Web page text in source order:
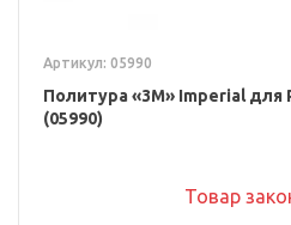
Артикул: 05990
Политура «3M» Imperial для
(05990)
Товар